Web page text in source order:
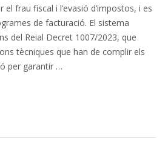
frau fiscal i l’evasió d’impostos, i es
de facturació. El sistema
del Reial Decret 1007/2023, que
tècniques que han de complir els
per garantir …